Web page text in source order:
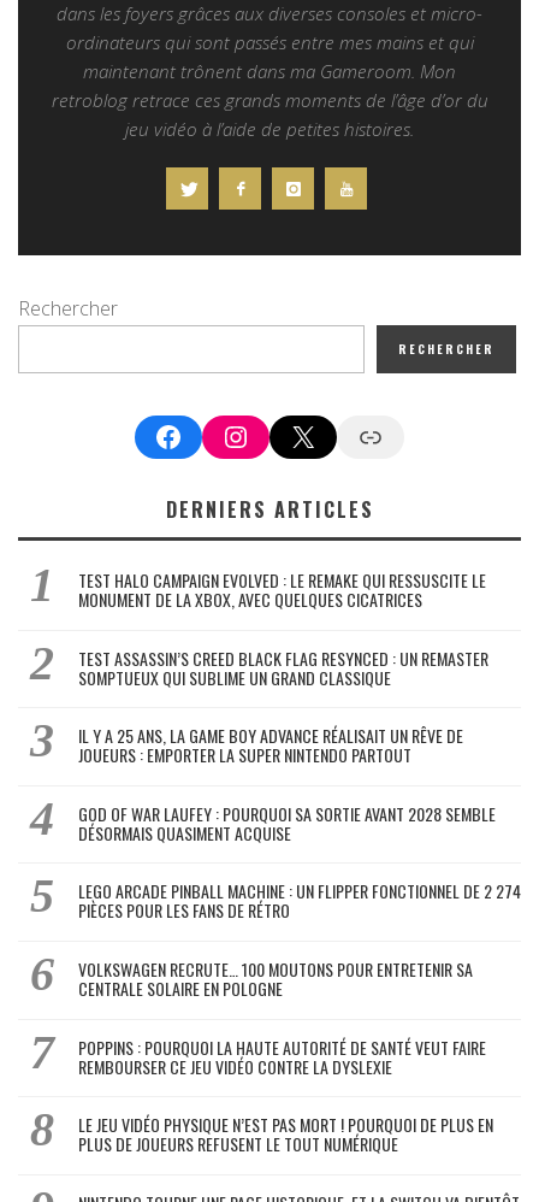
dans les foyers grâces aux diverses consoles et micro-
ordinateurs qui sont passés entre mes mains et qui
maintenant trônent dans ma Gameroom. Mon
retroblog retrace ces grands moments de l’âge d’or du
jeu vidéo à l’aide de petites histoires.
Rechercher
RECHERCHER
FacebookInstagram
X Google News
DERNIERS ARTICLES
TEST HALO CAMPAIGN EVOLVED : LE REMAKE QUI RESSUSCITE LE
MONUMENT DE LA XBOX, AVEC QUELQUES CICATRICES
TEST ASSASSIN’S CREED BLACK FLAG RESYNCED : UN REMASTER
SOMPTUEUX QUI SUBLIME UN GRAND CLASSIQUE
IL Y A 25 ANS, LA GAME BOY ADVANCE RÉALISAIT UN RÊVE DE
JOUEURS : EMPORTER LA SUPER NINTENDO PARTOUT
GOD OF WAR LAUFEY : POURQUOI SA SORTIE AVANT 2028 SEMBLE
DÉSORMAIS QUASIMENT ACQUISE
LEGO ARCADE PINBALL MACHINE : UN FLIPPER FONCTIONNEL DE 2 274
PIÈCES POUR LES FANS DE RÉTRO
VOLKSWAGEN RECRUTE… 100 MOUTONS POUR ENTRETENIR SA
CENTRALE SOLAIRE EN POLOGNE
POPPINS : POURQUOI LA HAUTE AUTORITÉ DE SANTÉ VEUT FAIRE
REMBOURSER CE JEU VIDÉO CONTRE LA DYSLEXIE
LE JEU VIDÉO PHYSIQUE N’EST PAS MORT ! POURQUOI DE PLUS EN
PLUS DE JOUEURS REFUSENT LE TOUT NUMÉRIQUE